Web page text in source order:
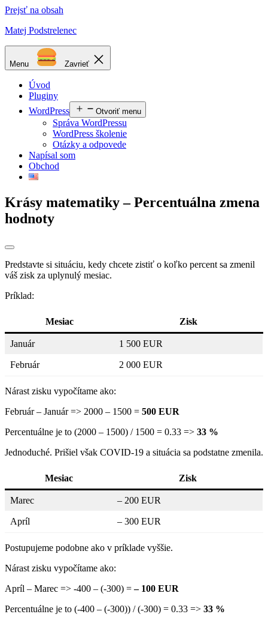
Prejsť na obsah
Matej Podstrelenec
Menu Zavrieť
Úvod
Pluginy
WordPress
Otvoriť menu
Správa WordPressu
WordPress školenie
Otázky a odpovede
Napísal som
Obchod
Krásy matematiky – Percentuálna zmena
hodnoty
Predstavte si situáciu, kedy chcete zistiť o koľko percent sa zmenil
váš zisk za uplynulý mesiac.
Príklad:
Mesiac Zisk
Január 1 500 EUR
Február 2 000 EUR
Nárast zisku vypočítame ako:
Február – Január => 2000 – 1500 = 500 EUR
Percentuálne je to (2000 – 1500) / 1500 = 0.33 => 33 %
Jednoduché. Prišiel však COVID-19 a situácia sa podstatne zmenila.
Mesiac Zisk
Marec – 200 EUR
Apríl – 300 EUR
Postupujeme podobne ako v príklade vyššie.
Nárast zisku vypočítame ako:
Apríl – Marec => -400 – (-300) =– 100 EUR
Percentuálne je to (-400 – (-300)) / (-300) = 0.33 => 33 %